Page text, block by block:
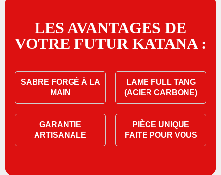
LES AVANTAGES DE
VOTRE FUTUR KATANA :
SABRE FORGÉ À LA
MAIN
LAME FULL TANG
(ACIER CARBONE)
GARANTIE
ARTISANALE
PIÈCE UNIQUE
FAITE POUR VOUS